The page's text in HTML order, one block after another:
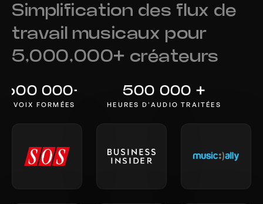
Simplification des flux de
travail musicaux pour
5,000,000+ créateurs
600 000+
VOIX FORMÉES
500 000 +
HEURES D'AUDIO TRAITÉES